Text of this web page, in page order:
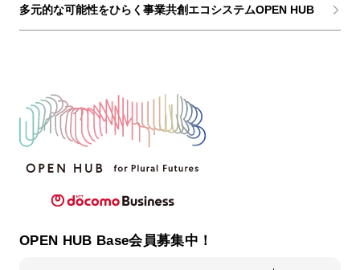
多元的な可能性をひらく事業共創エコシステムOPEN HUB
OPEN HUB Base会員募集中！